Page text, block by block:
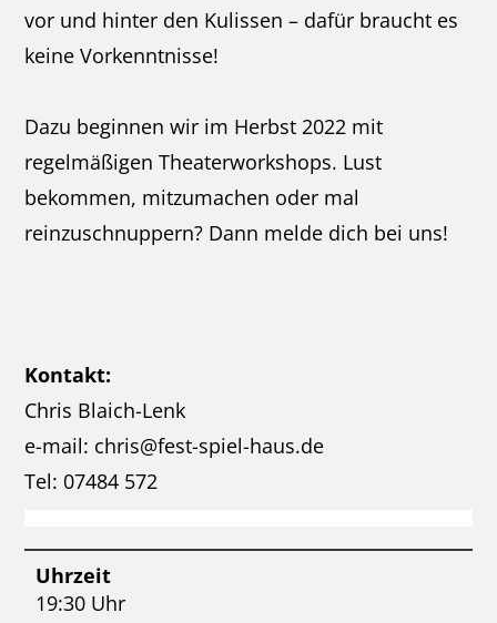
Uhrzeit
19:30 Uhr
vor und hinter den Kulissen – dafür braucht es
keine Vorkenntnisse!
Dazu beginnen wir im Herbst 2022 mit
regelmäßigen Theaterworkshops. Lust
bekommen, mitzumachen oder mal
reinzuschnuppern? Dann melde dich bei uns!
Kontakt:
Chris Blaich-Lenk
e-mail: chris@fest-spiel-haus.de
Tel: 07484 572